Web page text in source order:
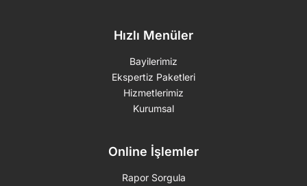
Hızlı Menüler
Bayilerimiz
Ekspertiz Paketleri
Hizmetlerimiz
Kurumsal
Online İşlemler
Rapor Sorgula